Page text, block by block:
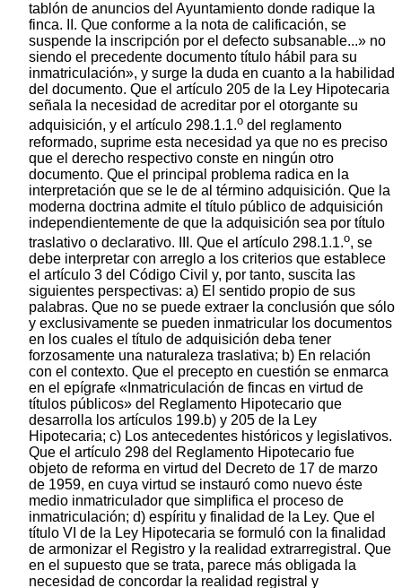
tablón de anuncios del Ayuntamiento donde radique la
finca. II. Que conforme a la nota de calificación, se
suspende la inscripción por el defecto subsanable...» no
siendo el precedente documento título hábil para su
inmatriculación», y surge la duda en cuanto a la habilidad
del documento. Que el artículo 205 de la Ley Hipotecaria
señala la necesidad de acreditar por el otorgante su
adquisición, y el artículo 298.1.1.o del reglamento
reformado, suprime esta necesidad ya que no es preciso
que el derecho respectivo conste en ningún otro
documento. Que el principal problema radica en la
interpretación que se le de al término adquisición. Que la
moderna doctrina admite el título público de adquisición
independientemente de que la adquisición sea por título
traslativo o declarativo. III. Que el artículo 298.1.1.o, se
debe interpretar con arreglo a los criterios que establece
el artículo 3 del Código Civil y, por tanto, suscita las
siguientes perspectivas: a) El sentido propio de sus
palabras. Que no se puede extraer la conclusión que sólo
y exclusivamente se pueden inmatricular los documentos
en los cuales el título de adquisición deba tener
forzosamente una naturaleza traslativa; b) En relación
con el contexto. Que el precepto en cuestión se enmarca
en el epígrafe «Inmatriculación de fincas en virtud de
títulos públicos» del Reglamento Hipotecario que
desarrolla los artículos 199.b) y 205 de la Ley
Hipotecaria; c) Los antecedentes históricos y legislativos.
Que el artículo 298 del Reglamento Hipotecario fue
objeto de reforma en virtud del Decreto de 17 de marzo
de 1959, en cuya virtud se instauró como nuevo éste
medio inmatriculador que simplifica el proceso de
inmatriculación; d) espíritu y finalidad de la Ley. Que el
título VI de la Ley Hipotecaria se formuló con la finalidad
de armonizar el Registro y la realidad extrarregistral. Que
en el supuesto que se trata, parece más obligada la
necesidad de concordar la realidad registral y